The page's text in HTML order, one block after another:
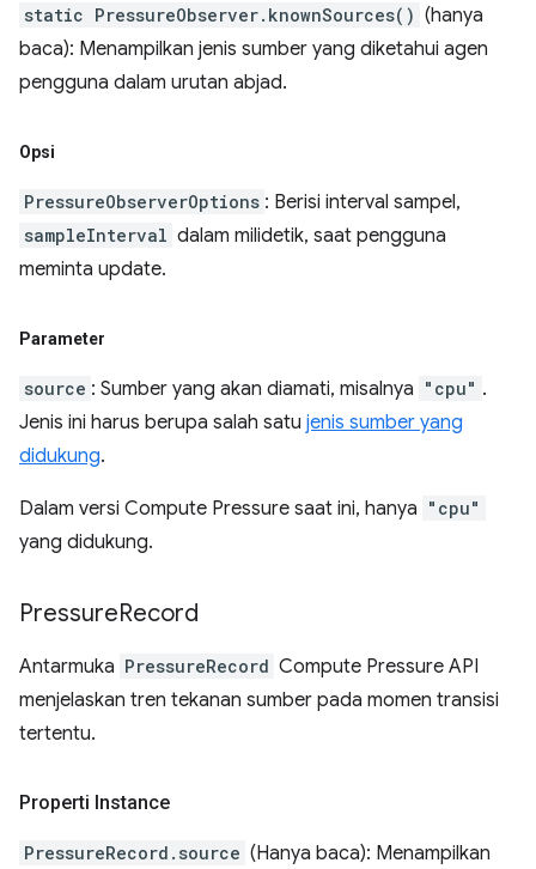
static PressureObserver.knownSources() (hanya
baca): Menampilkan jenis sumber yang diketahui agen
pengguna dalam urutan abjad.
Opsi
PressureObserverOptions : Berisi interval sampel,
sampleInterval dalam milidetik, saat pengguna
meminta update.
Parameter
source : Sumber yang akan diamati, misalnya "cpu" .
Jenis ini harus berupa salah satu jenis sumber yang
didukung.
Dalam versi Compute Pressure saat ini, hanya "cpu"
yang didukung.
PressureRecord
Antarmuka PressureRecord Compute Pressure API
menjelaskan tren tekanan sumber pada momen transisi
tertentu.
Properti Instance
PressureRecord.source (Hanya baca): Menampilkan